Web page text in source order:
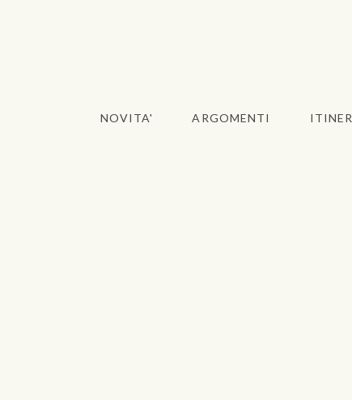
NOVITA' ARGOMENTI